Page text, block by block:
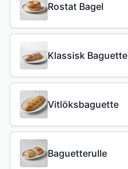
Rostat Bagel
Klassisk Baguette
Vitlöksbaguette
Baguetterulle